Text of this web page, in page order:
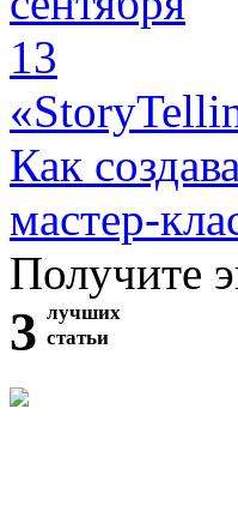
13
Как
мастер-
Получите
3 лучших
статьи